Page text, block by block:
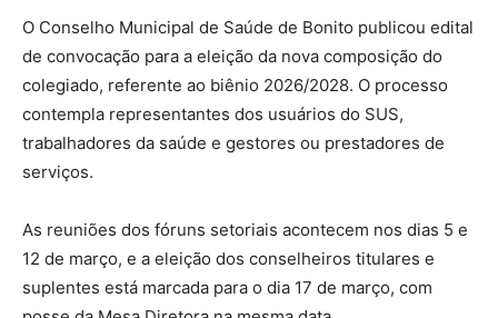
O Conselho Municipal de Saúde de Bonito publicou edital
de convocação para a eleição da nova composição do
colegiado, referente ao biênio 2026/2028. O processo
contempla representantes dos usuários do SUS,
trabalhadores da saúde e gestores ou prestadores de
serviços.
As reuniões dos fóruns setoriais acontecem nos dias 5 e
12 de março, e a eleição dos conselheiros titulares e
suplentes está marcada para o dia 17 de março, com